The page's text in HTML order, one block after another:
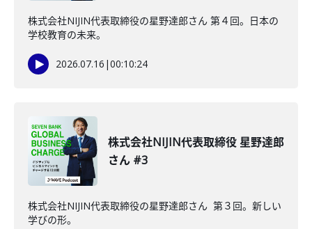
株式会社NIJIN代表取締役の星野達郎さん 第４回。日本の
学校教育の未来。
2026.07.16 |00:10:24
株式会社NIJIN代表取締役 星野達郎
さん #3
株式会社NIJIN代表取締役の星野達郎さん 第３回。新しい
学びの形。